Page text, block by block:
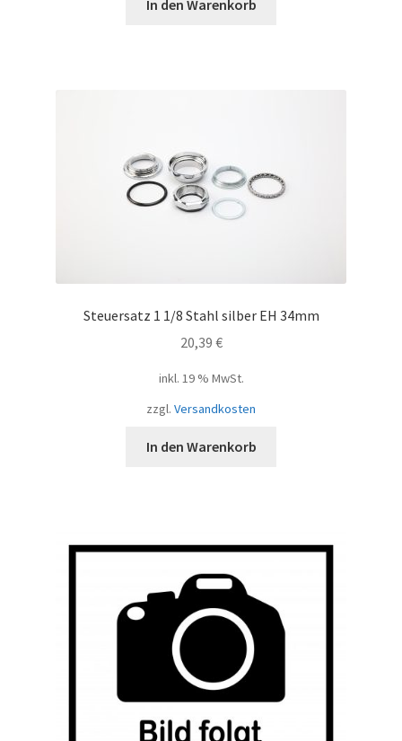
In den Warenkorb
Steuersatz 1 1/8 Stahl silber EH 34mm
20,39 €
inkl. 19 % MwSt.
zzgl. Versandkosten
In den Warenkorb